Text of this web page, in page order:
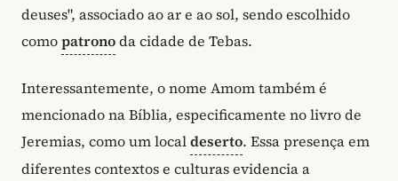
deuses", associado ao ar e ao sol, sendo escolhido
comopatronoda cidade de Tebas.
Interessantemente, o nome Amom também é
mencionado na Bíblia, especificamente no livro de
Jeremias, como um localdeserto. Essa presença em
diferentes contextos e culturas evidencia a